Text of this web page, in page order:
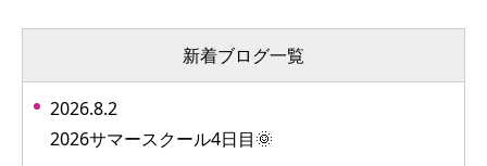
新着ブログ一覧
2026.8.2
2026サマースクール4日目🌞